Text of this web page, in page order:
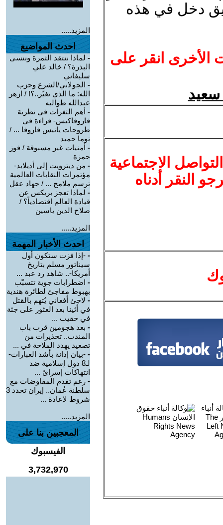
دخل في هذه
الأخرى انقر على
الاجتماعية
النقر أدناه
المزيد.....
احدث المواضيع
- لماذا ننتقد الثمرة وننسى
البذرة؟ / خالد علي
سليفاني
- الجولاني/الشرع وحزب
الله: ما الذي تغيّر..؟! / ازهر
عبدالله طوالبه
- أهم الثغرات في نظرية
فاروفاكيس- قراءة في
طروحات يانيس فاروفا ... /
توما حميد
- أمنيات غير مسبوقة / فوز
حمزة
- من ديترويت إلى أديلايد-
مؤتمرات النقابات العالمية
ترسم ملامح ... / جهاد عقل
- لماذا تعجز بريكس عن
قيادة العالم اقتصادياً؟ /
صلاح الدين ياسين
المزيد.....
احدث الأخبار المهمة
- -إذا فزت ستكون أول
سيناتور مسلم بتاريخ
أمريكا-.. شاهد رد عبد ...
- اضطرابات جوية تتسبّب
بهبوط مفاجئ لطائرة هندية
- لاجئ أفغاني يُتهم بالقتل
في أثينا بعد العثور على جثة
في حقيب ...
- بعد هجومين قرب باب
المندب.. تحذيرات من
تصعيد يهدد الملاحة في ...
- -بيان إدانة بأشد العبارات-
لـ8 دول إسلامية ضد
انتهاكات إسرائ ...
- رغم تقدم المفاوضات مع
سلطنة عُمان.. إيران تحدد 3
شروط لإعادة ...
المزيد.....
المعجبين بنا على
الفيسبوك
3,732,970